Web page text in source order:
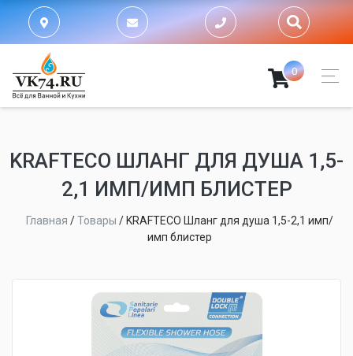
0
KRAFTECO ШЛАНГ ДЛЯ ДУША 1,5-
2,1 ИМП/ИМП БЛИСТЕР
Главная /Товары / KRAFTECO Шланг для душа 1,5-2,1 имп/
имп блистер